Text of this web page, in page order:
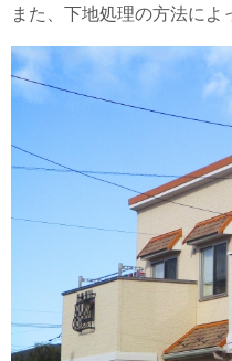
また、下地処理の方法によ